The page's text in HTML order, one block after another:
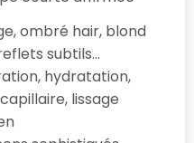
ombré hair, blond
subtils…
hydratation,
lissage